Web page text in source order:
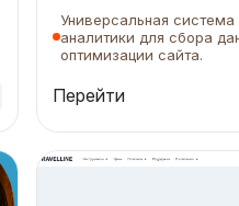
Универсальная
аналитики для сбора
оптимизации сайта.
Перейти